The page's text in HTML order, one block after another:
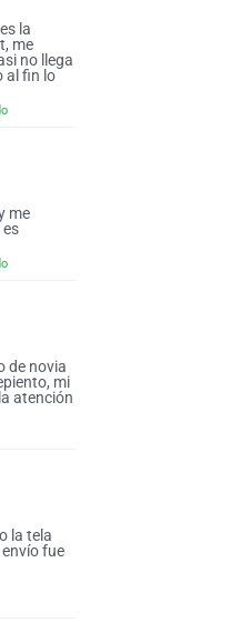
la
me
no llega
al fin lo
me
de novia
mi
atención
la tela
fue